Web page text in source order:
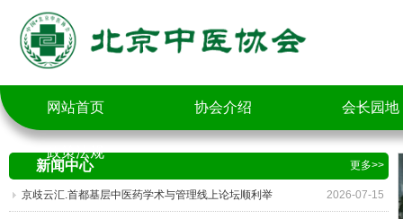
网站首页 协会介绍 会长园地
政策法规
新闻中心
更多>>
京歧云汇.首都基层中医药学术与管理线上论坛顺利举 2026-07-15